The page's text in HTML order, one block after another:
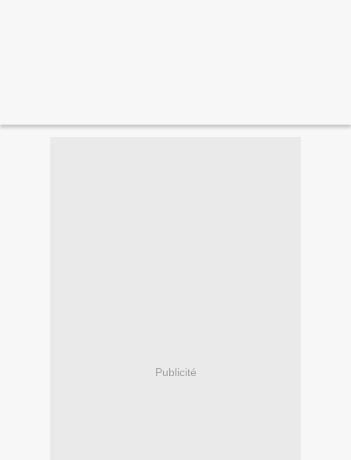
Publicité